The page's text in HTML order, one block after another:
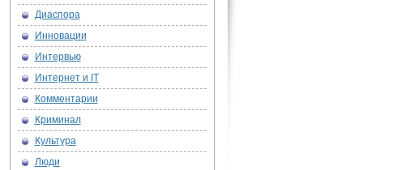
Диаспора
Инновации
Интервью
Интернет и IT
Комментарии
Криминал
Культура
Люди